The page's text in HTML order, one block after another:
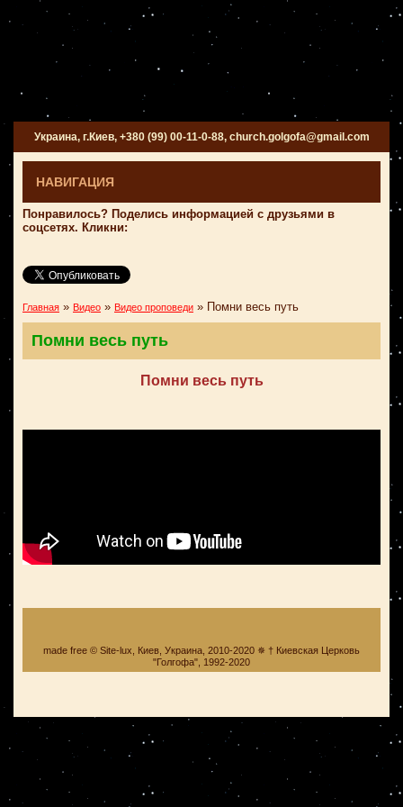
Украина, г.Киев, +380 (99) 00-11-0-88, church.golgofa@gmail.com
НАВИГАЦИЯ
Понравилось? Поделись информацией с друзьями в
соцсетях. Кликни:
Главная » Видео » Видео проповеди » Помни весь путь
Помни весь путь
Помни весь путь
made free © Site-lux, Киев, Украина, 2010-2020 ✵ † Киевская Церковь
"Голгофа", 1992-2020